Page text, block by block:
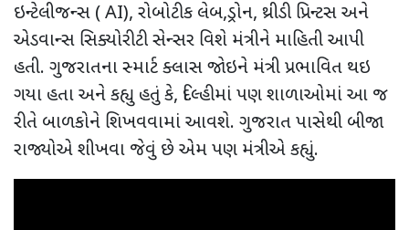
ઇન્ટેલીજન્સ (AI), રોબોટીક લેબ,ડ્રોન, થ્રીડી પ્રિન્ટસ અને
એડવાન્સ સિક્યોરીટી સેન્સર વિશે મંત્રીને માહિતી આપી
હતી. ગુજરાતના સ્માર્ટ ક્લાસ જોઇને મંત્રી પ્રભાવિત થઇ
ગયા હતા અને કહ્યુ હતું કે, દિલ્હીમાં પણ શાળાઓમાં આ જ
રીતે બાળકોને શિખવવામાં આવશે. ગુજરાત પાસેથી બીજા
રાજ્યોએ શીખવા જેવું છે એમ પણ મંત્રીએ કહ્યું.